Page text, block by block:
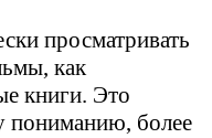
просматривать
как
книги. Это
пониманию, более